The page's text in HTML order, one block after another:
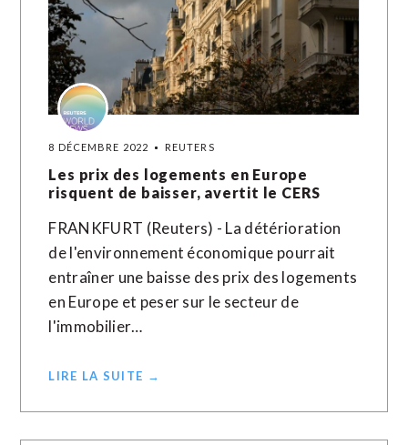
8 DÉCEMBRE 2022 REUTERS
Les prix des logements en Europe
risquent de baisser, avertit le CERS
FRANKFURT (Reuters) - La détérioration
de l'environnement économique pourrait
entraîner une baisse des prix des logements
en Europe et peser sur le secteur de
l'immobilier…
LIRE LA SUITE →